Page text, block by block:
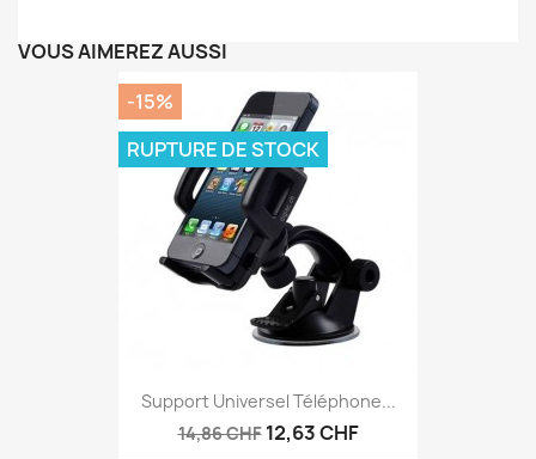
VOUS AIMEREZ AUSSI
Support Universel Téléphone...
14,86 CHF 12,63 CHF
-15%
RUPTURE DE STOCK